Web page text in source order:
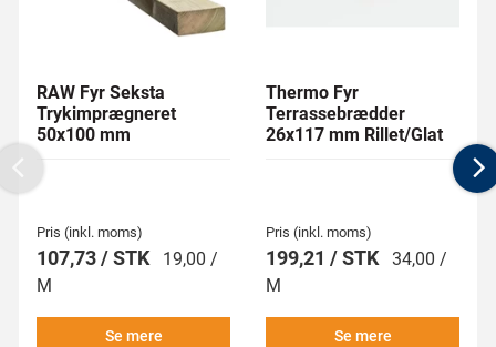
RAW Fyr Seksta
Trykimprægneret
50x100 mm
Pris (inkl. moms)
107,73 / STK
19,00 /
M
Se mere
Thermo Fyr
Terrassebrædder
26x117 mm Rillet/Glat
Pris (inkl. moms)
199,21 / STK 34,00 /
M
Se mere
Previous